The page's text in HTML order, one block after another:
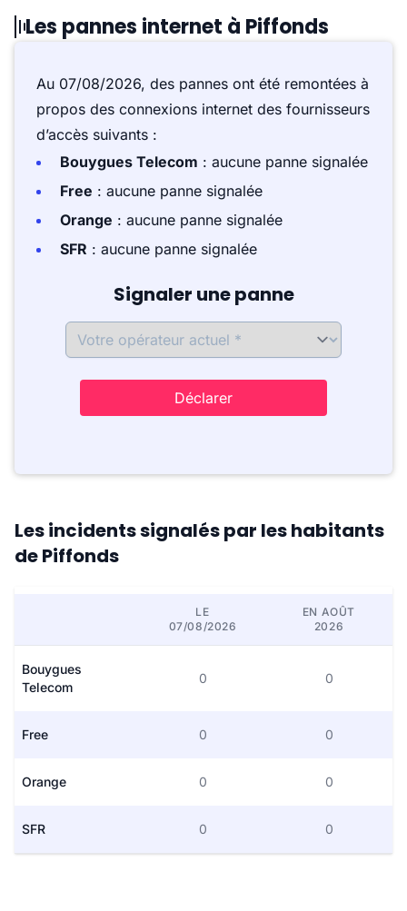
Les pannes internet à Piffonds
Au 07/08/2026, des pannes ont été remontées à
propos des connexions internet des fournisseurs
d’accès suivants :
Bouygues Telecom : aucune panne signalée
Free : aucune panne signalée
Orange : aucune panne signalée
SFR : aucune panne signalée
Signaler une panne
Déclarer
Les incidents signalés par les habitants
de Piffonds
LE
07/08/2026
EN AOÛT
2026
Bouygues
Telecom
0 0
Free 0 0
Orange 0 0
SFR 0 0